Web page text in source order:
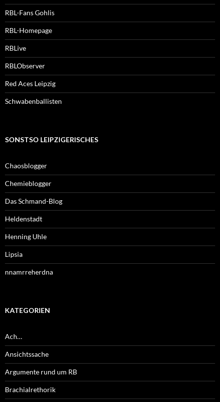
RBL-Fans Gohlis
RBL-Homepage
RBLive
RBLObserver
Red Aces Leipzig
Schwabenballisten
SONSTSO LEIPZIGERISCHES
Chaosblogger
Chemieblogger
Das Schmand-Blog
Heldenstadt
Henning Uhle
Lipsia
nnamrreherdna
KATEGORIEN
Ach…
Ansichtssache
Argumente rund um RB
Brachialrethorik